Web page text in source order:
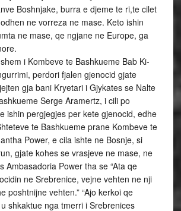
Boshnjake, burra e djeme te ri,te cilet
ne vorreza ne mase. Keto ishin
ne mase, qe ngjane ne Europe, ga
i Kombeve te Bashkueme Bab Ki-
perdori fjalen gjenocid gjate
gja bani Kryetari i Gjykates se Nalte
Serge Aramertz, i cili po
ishin pergjegjes per kete gjenocid, edhe
te Bashkueme prane Kombeve te
Power, e cila ishte ne Bosnje, si
gjate kohes se vrasjeve ne mase, ne
Ambasadoria Power tha se “Ata qe
ne Srebrenice, vejne vehten ne nji
poshtnijne vehten.” “Ajo kerkoi qe
shkaktue nga tmerri i Srebrenices